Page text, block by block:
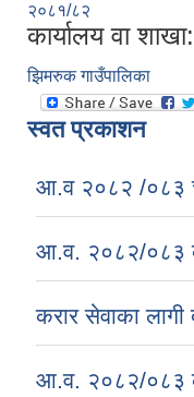
२०८१/८२
कार्यालय वा शाखा:
झिमरुक गाउँपालिका
स्वत प्रकाशन
आ.व २०८२ /०८३
आ.व. २०८२/०८३
करार सेवाका
आ.व. २०८२/०८३